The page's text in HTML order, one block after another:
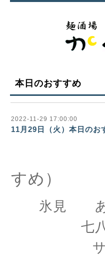
本日のおすすめ
2022-11-29 17:00:00
11月29日（火）本日のお
すめ）
氷見 あ
七八
サ